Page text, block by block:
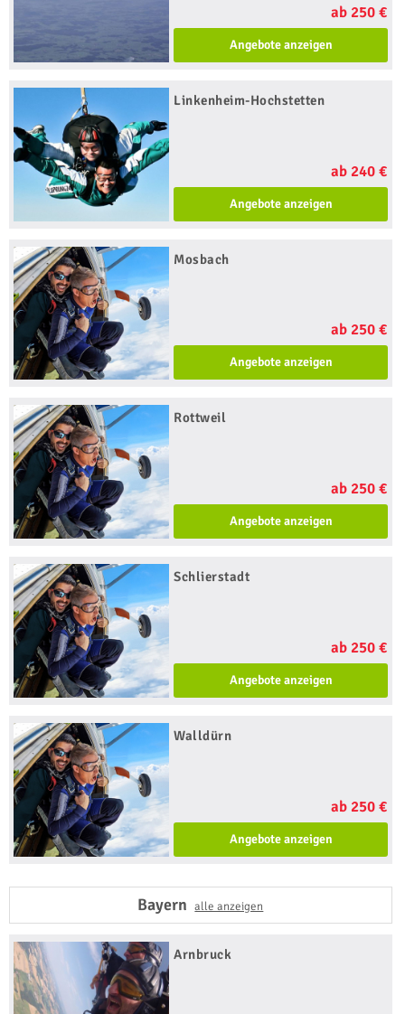
ab 250 €
Angebote anzeigen
Linkenheim-Hochstetten
ab 240 €
Angebote anzeigen
Mosbach
ab 250 €
Angebote anzeigen
Rottweil
ab 250 €
Angebote anzeigen
Schlierstadt
ab 250 €
Angebote anzeigen
Walldürn
ab 250 €
Angebote anzeigen
Bayernalle anzeigen
Arnbruck